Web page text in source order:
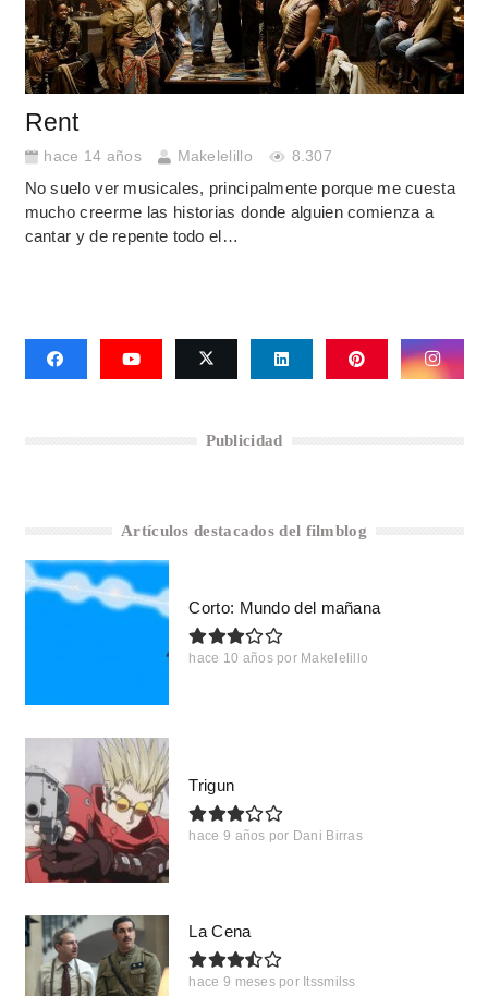
Rent
hace 14 años Makelelillo 8.307
No suelo ver musicales, principalmente porque me cuesta
mucho creerme las historias donde alguien comienza a
cantar y de repente todo el…
Publicidad
Artículos destacados del filmblog
Corto: Mundo del mañana
hace 10 años por Makelelillo
Trigun
hace 9 años por Dani Birras
La Cena
hace 9 meses por Itssmilss